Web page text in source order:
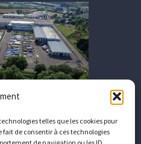
telles que les cookies pour
de consentir à ces technologies